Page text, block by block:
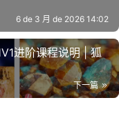
6 de 3 月 de 2026 14:02
阶课程说明 | 狐
下一篇